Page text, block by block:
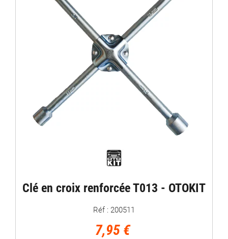
Clé en croix renforcée T013 - OTOKIT
Réf : 200511
7,95 €